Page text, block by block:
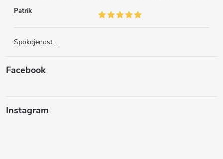
Patrik
Spokojenost....
Facebook
Instagram